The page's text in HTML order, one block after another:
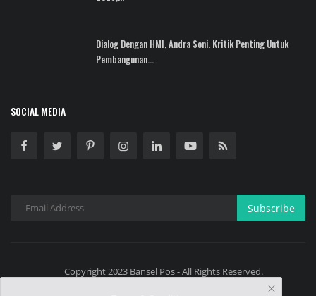
Dialog Dengan HMI, Andra Soni. Kritik Penting Untuk
Pembangunan...
SOCIAL MEDIA
Subscribe
Copyright 2023 Bansel Pos - All Rights Reserved.